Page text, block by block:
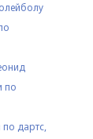
по
дартс,